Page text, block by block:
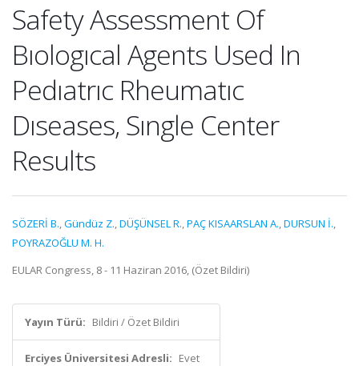
Safety Assessment Of
Bıologıcal Agents Used In
Pedıatrıc Rheumatıc
Dıseases, Sıngle Center
Results
SÖZERİ B.,Gündüz Z.,DÜŞÜNSEL R.,PAÇ KISAARSLAN A.,DURSUN İ.,
POYRAZOĞLU M. H.
EULAR Congress, 8 - 11 Haziran 2016, (Özet Bildiri)
Yayın Türü: Bildiri / Özet Bildiri
Erciyes Üniversitesi Adresli: Evet